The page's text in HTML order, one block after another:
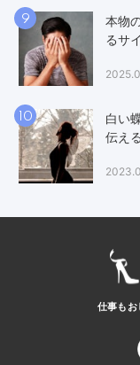
9
本物
るサ
10
白い
伝え
仕事もお